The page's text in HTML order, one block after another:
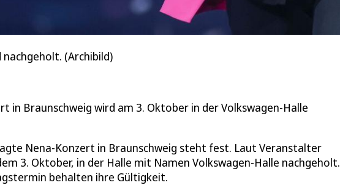
(Archibild)
in Braunschweig wird am 3. Oktober in der Volkswagen-Halle
Nena-Konzert in Braunschweig steht fest. Laut Veranstalter
3. Oktober, in der Halle mit Namen Volkswagen-Halle nachgeholt.
behalten ihre Gültigkeit.